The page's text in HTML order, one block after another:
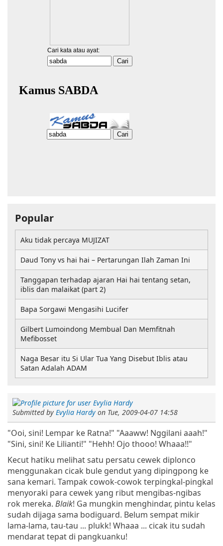
Submitted by Evylia Hardy on Tue, 2009-04-07 14:58
"Ooi, sini! Lempar ke Ratna!" "Aaaww! Nggilani aaah!"
"Sini, sini! Ke Lilianti!" "Hehh! Ojo thooo! Whaaa!!"
Kecut hatiku melihat satu persatu cewek diplonco
menggunakan cicak bule gendut yang dipingpong ke
sana kemari. Tampak cowok-cowok terpingkal-pingkal
menyoraki para cewek yang ribut mengibas-ngibas
rok mereka. Blaik! Ga mungkin menghindar, pintu kelas
sudah dijaga sama bodiguard. Belum sempat mikir
lama-lama, tau-tau ... plukk! Whaaa ... cicak itu sudah
mendarat tepat di pangkuanku!
Popular
Aku tidak percaya MUJIZAT
Daud Tony vs hai hai – Pertarungan Ilah Zaman Ini
Tanggapan terhadap ajaran Hai hai tentang setan,
iblis dan malaikat (part 2)
Bapa Sorgawi Mengasihi Lucifer
Gilbert Lumoindong Membual Dan Memfitnah
Mefibosset
Naga Besar itu Si Ular Tua Yang Disebut Iblis atau
Satan Adalah ADAM